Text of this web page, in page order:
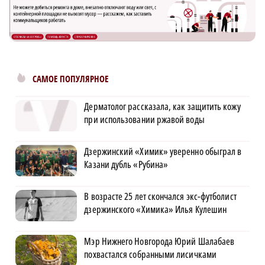
САМОЕ ПОПУЛЯРНОЕ
Дерматолог рассказала, как защитить кожу
при использовании ржавой воды
Дзержинский «Химик» уверенно обыграл в
Казани дубль «Рубина»
В возрасте 25 лет скончался экс-футболист
дзержинского «Химика» Илья Кулешин
Мэр Нижнего Новгорода Юрий Шалабаев
похвастался собранными лисичками